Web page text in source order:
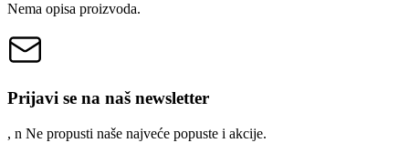
Nema opisa proizvoda.
Prijavi se na naš newsletter
, n Ne propusti naše najveće popuste i akcije.